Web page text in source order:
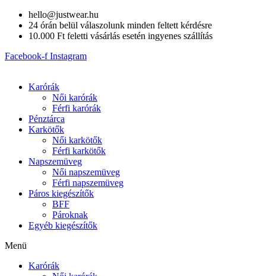
Skip
content
hello@justwear.hu
24 órán belül válaszolunk minden feltett kérdésre
10.000 Ft feletti vásárlás esetén ingyenes szállítás
Facebook-f Instagram
Karórák
Női karórák
Férfi karórák
Pénztárca
Karkötők
Női karkötők
Férfi karkötők
Napszemüveg
Női napszemüveg
Férfi napszemüveg
Páros kiegészítők
BFF
Pároknak
Egyéb kiegészítők
Menü
Karórák